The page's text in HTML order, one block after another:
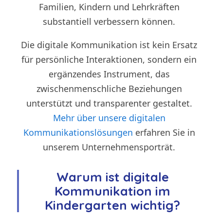
Familien, Kindern und Lehrkräften
substantiell verbessern können.
Die digitale Kommunikation ist kein Ersatz
für persönliche Interaktionen, sondern ein
ergänzendes Instrument, das
zwischenmenschliche Beziehungen
unterstützt und transparenter gestaltet.
Mehr über unsere digitalen
Kommunikationslösungen erfahren Sie in
unserem Unternehmensporträt.
Warum ist digitale
Kommunikation im
Kindergarten wichtig?